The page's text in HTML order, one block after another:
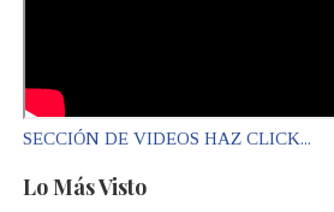
SECCIÓN DE VIDEOS HAZ CLICK...
Lo Más Visto